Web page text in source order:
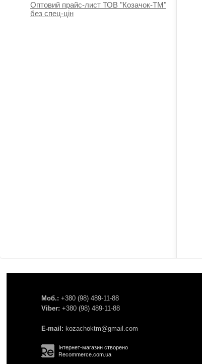
Оптовий прайс-лист ТОВ "Козачок-ТМ"
без спец-цін
Моб.: +380 (98) 489-11-88
Viber: +380 (98) 489-11-88
E-mail: kozachoktm@gmail.com
Інтернет-магазин створено
Recommerce.com.ua